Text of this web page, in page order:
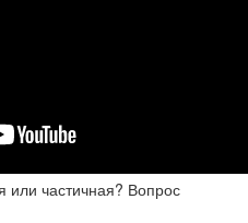
частичная? Вопрос